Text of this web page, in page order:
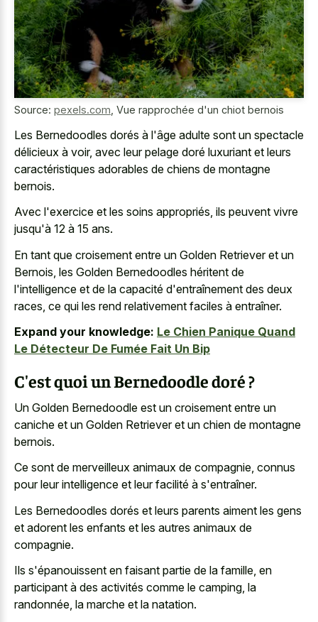
Source: pexels.com Vue rapprochée d'un chiot bernois
Les Bernedoodles dorés à l'âge adulte sont un spectacle
délicieux à voir, avec leur pelage doré luxuriant et leurs
caractéristiques adorables de chiens de montagne
bernois.
Avec l'exercice et les soins appropriés, ils peuvent vivre
jusqu'à 12 à 15 ans.
En tant que croisement entre un Golden Retriever et un
Bernois, les Golden Bernedoodles héritent de
l'intelligence et de la capacité d'entraînement des deux
races, ce qui les rend relativement faciles à entraîner.
Expand your knowledge: Le Chien Panique Quand
Le Détecteur De Fumée Fait Un Bip
C'est quoi un Bernedoodle doré ?
Un Golden Bernedoodle est un croisement entre un
caniche et un Golden Retriever et un chien de montagne
bernois.
Ce sont de merveilleux animaux de compagnie, connus
pour leur intelligence et leur facilité à s'entraîner.
Les Bernedoodles dorés et leurs parents aiment les gens
et adorent les enfants et les autres animaux de
compagnie.
Ils s'épanouissent en faisant partie de la famille, en
participant à des activités comme le camping, la
randonnée, la marche et la natation.